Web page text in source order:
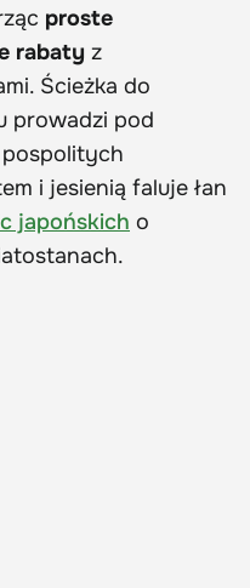
proste
rabaty z
Ścieżka do
prowadzi pod
i jesienią faluje łan
japońskich o